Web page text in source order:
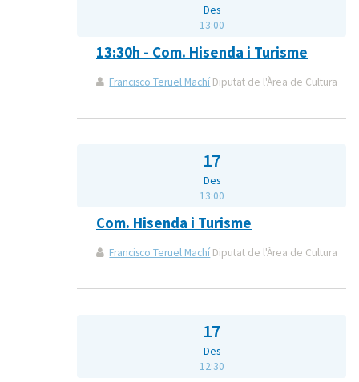
Des
13:00
13:30h - Com. Hisenda i Turisme
Francisco Teruel Machí Diputat de l'Àrea de Cultura
17
Des
13:00
Com. Hisenda i Turisme
Francisco Teruel Machí Diputat de l'Àrea de Cultura
17
Des
12:30